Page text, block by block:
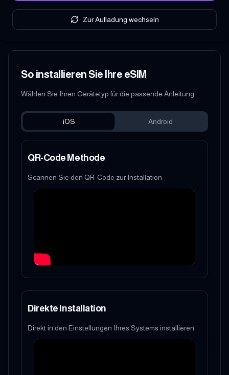
Zur Aufladung wechseln
So installieren Sie Ihre eSIM
Wählen Sie Ihren Gerätetyp für die passende Anleitung
iOS Android
QR-Code Methode
Scannen Sie den QR-Code zur Installation
Direkte Installation
Direkt in den Einstellungen Ihres Systems installieren